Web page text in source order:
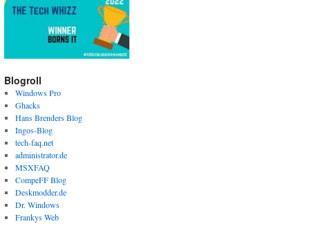
Blogroll
Windows Pro
Ghacks
Hans Brenders Blog
Ingos-Blog
tech-faq.net
administrator.de
MSXFAQ
CompeFF Blog
Deskmodder.de
Dr. Windows
Frankys Web